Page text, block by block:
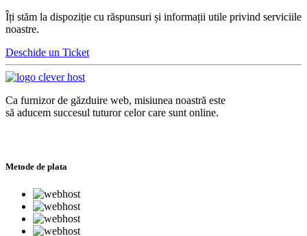
Îți stăm la dispoziție cu răspunsuri și informații utile privind serviciile
noastre.
Deschide un Ticket
Ca furnizor de găzduire web, misiunea noastră este
să aducem succesul tuturor celor care sunt online.
Metode de plata